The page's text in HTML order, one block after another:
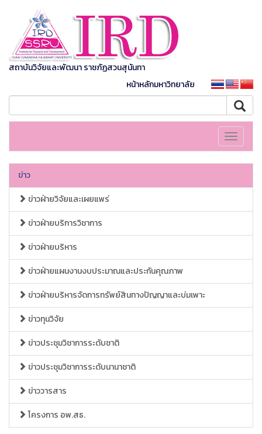
สถาบันวิจัยและพัฒนา ราชภัฏสวนสุนันทา
หน้าหลักมหาวิทยาลัย
Toggle
ข่าว
ข่าวฝ่ายวิจัยและเผยแพร่
ข่าวฝ่ายบริการวิชาการ
ข่าวฝ่ายบริหาร
ข่าวฝ่ายแผนงานงบประมาณและประกันคุณภาพ
ข่าวฝ่ายบริหารจัดการทรัพย์สินทางปัญญาและบ่มเพาะ
ข่าวทุนวิจัย
ข่าวประชุมวิชาการระดับชาติ
ข่าวประชุมวิชาการระดับนานาชาติ
ข่าววารสาร
โครงการ อพ.สธ.